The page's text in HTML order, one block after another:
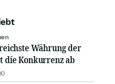
Währung der
die Konkurrenz ab